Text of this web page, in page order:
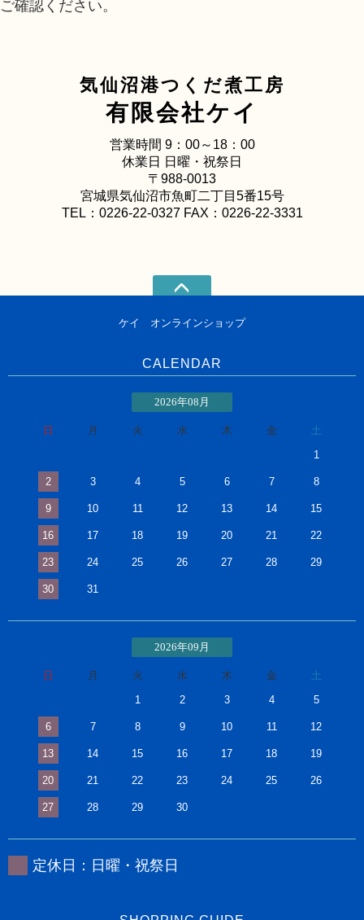
ご確認ください。
気仙沼港つくだ煮工房
有限会社ケイ
営業時間 9：00～18：00
休業日 日曜・祝祭日
〒988-0013
宮城県気仙沼市魚町二丁目5番15号
TEL：0226-22-0327 FAX：0226-22-3331
ケイ オンラインショップ
CALENDAR
2026年08月
日 月 火 水 木 金
1
2 3 4 5 6 7 8
9 10 11 12 13 14 15
16 17 18 19 20 21 22
23 24 25 26 27 28 29
30 31
2026年09月
日 月 火 水 木 金
1
2 3 4 5
6 7 8 9 10 11 12
13 14 15 16 17 18 19
20 21 22 23 24 25 26
27 28 29 30
定休日：日曜・祝祭日